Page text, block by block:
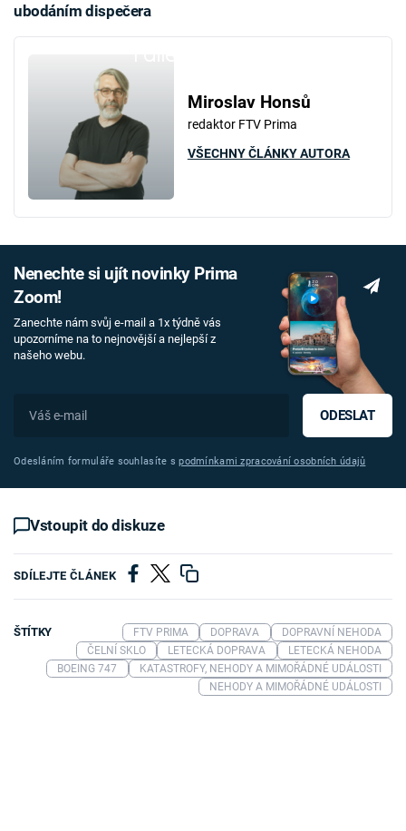
ubodáním dispečera
Miroslav Honsů
redaktor FTV Prima
VŠECHNY ČLÁNKY AUTORA
Nenechte si ujít novinky Prima
Zoom!
Zanechte nám svůj e-mail a 1x týdně vás
upozorníme na to nejnovější a nejlepší z
našeho webu.
ODESLAT
Odesláním formuláře souhlasíte spodmínkami zpracování osobních údajů
Vstoupit do diskuze
SDÍLEJTE ČLÁNEK
ŠTÍTKY FTV PRIMA DOPRAVA
DOPRAVNÍ NEHODA
ČELNÍ SKLO
LETECKÁ DOPRAVA
LETECKÁ NEHODA
BOEING 747
KATASTROFY, NEHODY A MIMOŘÁDNÉ UDÁLOSTI
NEHODY A MIMOŘÁDNÉ UDÁLOSTI